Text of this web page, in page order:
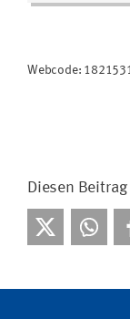
Webcode:
Diesen